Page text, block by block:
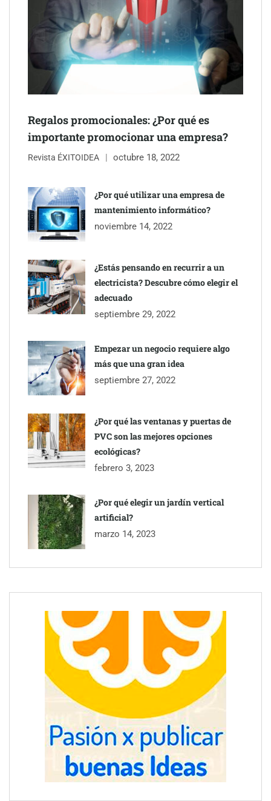
Jumpstart: EE.UU. redefine la movilidad profesional con
medidas que impactan a empresas y talento
todo su catálogo de perfumes de equivalencia
Toro Tapas inaugura su Raw Bar: una experiencia desde
mediodía hasta el anochecer con cocina abierta
Regalos promocionales: ¿Por qué es
importante promocionar una empresa?
Revista ÉXITOIDEA octubre 18, 2022
¿Por qué utilizar una empresa de
mantenimiento informático?
noviembre 14, 2022
¿Estás pensando en recurrir a un
electricista? Descubre cómo elegir el
adecuado
septiembre 29, 2022
Empezar un negocio requiere algo
más que una gran idea
septiembre 27, 2022
¿Por qué las ventanas y puertas de
PVC son las mejores opciones
ecológicas?
febrero 3, 2023
¿Por qué elegir un jardín vertical
artificial?
marzo 14, 2023